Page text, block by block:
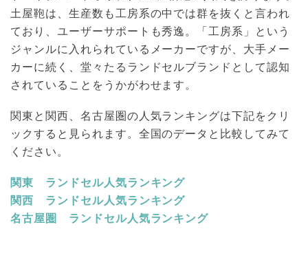
土屋鞄は、生産数も工房系の中では群を抜くと言われ
ており、ユーザーサポートも秀逸。「工房系」という
ジャンルに入れられているメーカーですが、大手メー
カーに続く、堂々たるランドセルブランドとして認知
されていることをうかがわせます。
関東と関西、名古屋圏の人気ランキングは下記をクリ
ックすると見られます。全国のデータと比較してみて
ください。
関東 ランドセル人気ランキング
関西 ランドセル人気ランキング
名古屋圏 ランドセル人気ランキング